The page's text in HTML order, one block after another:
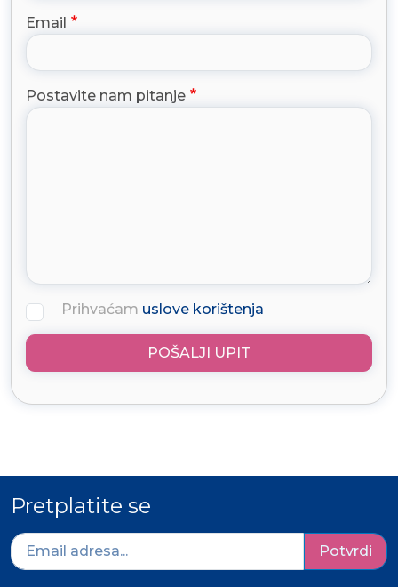
Email
Postavite nam pitanje
Prihvaćam uslove korištenja
POŠALJI UPIT
Pretplatite se
Potvrdi